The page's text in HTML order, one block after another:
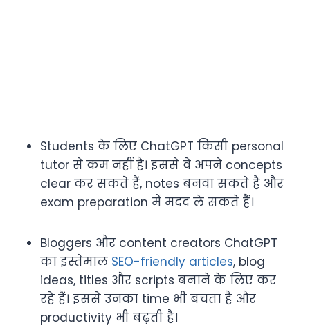
Students के लिए ChatGPT किसी personal
tutor से कम नहीं है। इससे वे अपने concepts
clear कर सकते हैं, notes बनवा सकते हैं और
exam preparation में मदद ले सकते हैं।
Bloggers और content creators ChatGPT
का इस्तेमाल SEO-friendly articles, blog
ideas, titles और scripts बनाने के लिए कर
रहे हैं। इससे उनका time भी बचता है और
productivity भी बढ़ती है।